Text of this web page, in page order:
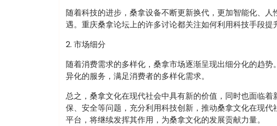
随着科技的进步，桑拿设备不断更新换代，更加智能化、
遇。重庆桑拿论坛上的许多讨论都关注如何利用科技手段提
2. 市场细分
随着消费需求的多样化，桑拿市场逐渐呈现出细分化的趋
异化的服务，满足消费者的多样化需求。
总之，桑拿文化在现代社会中具有新的价值，同时也面临
保、安全等问题，充分利用科技创新，推动桑拿文化在现
平台，将继续发挥其作用，为桑拿文化的发展贡献力量。